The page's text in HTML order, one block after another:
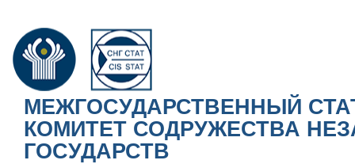
МЕЖГОСУДАРСТВЕННЫЙ
КОМИТЕТ СОДРУЖЕСТВА
ГОСУДАРСТВ